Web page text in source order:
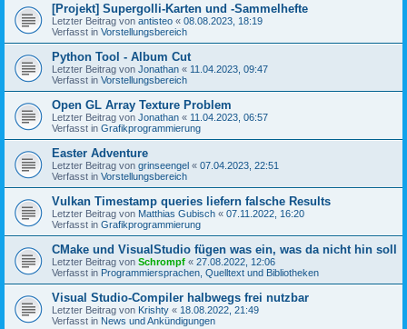
[Projekt] Supergolli-Karten und -Sammelhefte
Letzter Beitrag von antisteo « 08.08.2023, 18:19
Verfasst in Vorstellungsbereich
Python Tool - Album Cut
Letzter Beitrag von Jonathan « 11.04.2023, 09:47
Verfasst in Vorstellungsbereich
Open GL Array Texture Problem
Letzter Beitrag von Jonathan « 11.04.2023, 06:57
Verfasst in Grafikprogrammierung
Easter Adventure
Letzter Beitrag von grinseengel « 07.04.2023, 22:51
Verfasst in Vorstellungsbereich
Vulkan Timestamp queries liefern falsche Results
Letzter Beitrag von Matthias Gubisch « 07.11.2022, 16:20
Verfasst in Grafikprogrammierung
CMake und VisualStudio fügen was ein, was da nicht hin soll
Letzter Beitrag von Schrompf « 27.08.2022, 12:06
Verfasst in Programmiersprachen, Quelltext und Bibliotheken
Visual Studio-Compiler halbwegs frei nutzbar
Letzter Beitrag von Krishty « 18.08.2022, 21:49
Verfasst in News und Ankündigungen